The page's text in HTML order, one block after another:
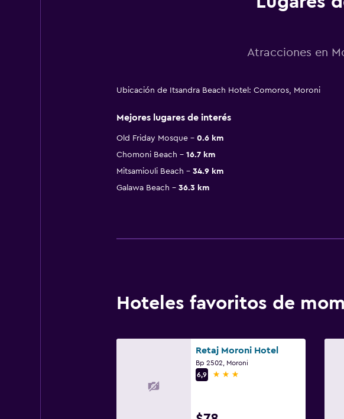
Atracciones en
Ubicación de Itsandra Beach Hotel: Comoros, Moroni
Mejores lugares de interés
Old Friday Mosque 0.6 km
Chomoni Beach
16.7 km
Mitsamiouli Beach
34.9 km
Galawa Beach
36.3 km
Hoteles favoritos de
Retaj Moroni Hotel
Bp 2502, Moroni
6,9
3 estrellas